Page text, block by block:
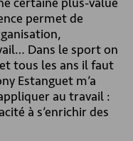
permet de
Dans le sport on
tous les ans il faut
Estanguet m’a
au travail :
à s’enrichir des